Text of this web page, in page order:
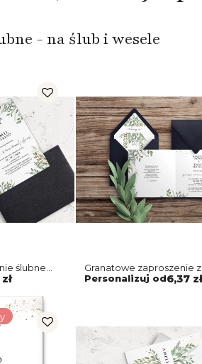
- na ślub i wesele
ślubne
Granatowe zaproszenie
dopasowaną podklejką i
Personalizuj od6,37